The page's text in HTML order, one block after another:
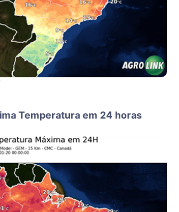
Temperatura em 24 horas